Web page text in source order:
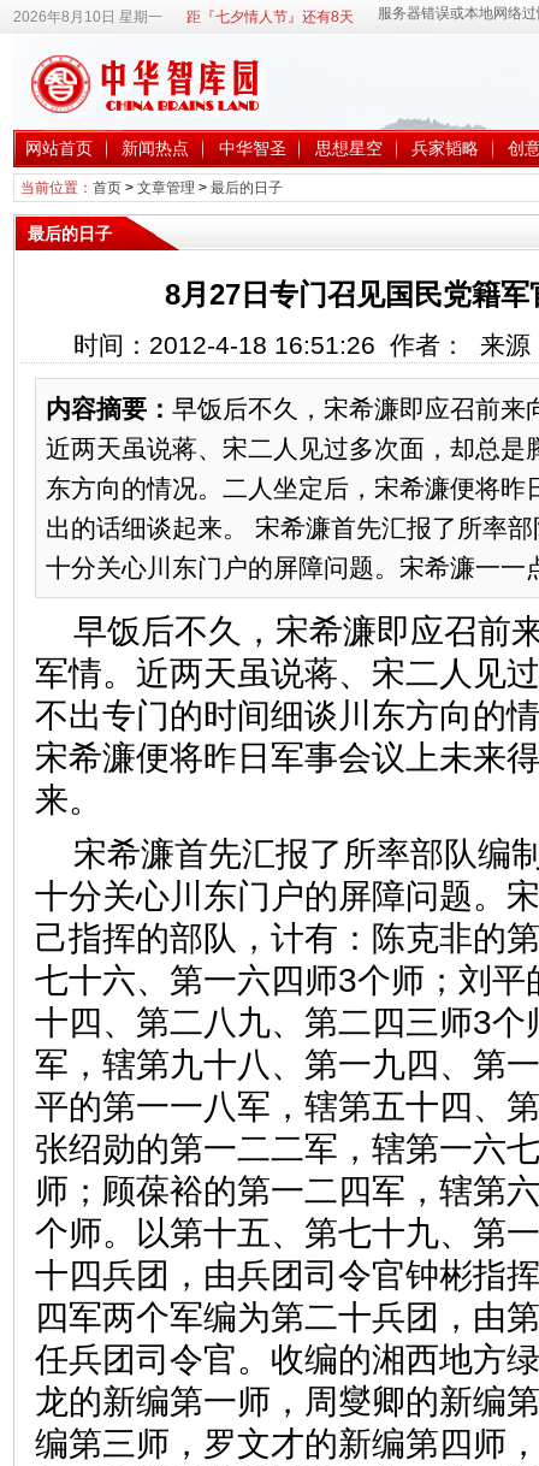
2026年8月10日 星期一 距『七夕情人节』还有8天
网站首页 新闻热点 中华智圣 思想星空 兵家韬略 创
当前位置： 首页> 文章管理 > 最后的日子
最后的日子
8月27日专门召见国民党籍
时间：2012-4-18 16:51:26 作者： 来
内容摘要： 早饭后不久，宋希濂即应召前来
近两天虽说蒋、宋二人见过多次面，却总是
东方向的情况。二人坐定后，宋希濂便将昨
出的话细谈起来。 宋希濂首先汇报了所率
十分关心川东门户的屏障问题。宋希濂一一
早饭后不久，宋希濂即应召前
军情。近两天虽说蒋、宋二人见
不出专门的时间细谈川东方向的
宋希濂便将昨日军事会议上未来
来。
宋希濂首先汇报了所率部队编
十分关心川东门户的屏障问题。
己指挥的部队，计有：陈克非的
七十六、第一六四师3个师；刘
十四、第二八九、第二四三师3
军，辖第九十八、第一九四、第
平的第一一八军，辖第五十四、
张绍勋的第一二二军，辖第一六
师；顾葆裕的第一二四军，辖第
个师。以第十五、第七十九、第
十四兵团，由兵团司令官钟彬指
四军两个军编为第二十兵团，由
任兵团司令官。收编的湘西地方
龙的新编第一师，周燮卿的新编
编第三师，罗文才的新编第四师